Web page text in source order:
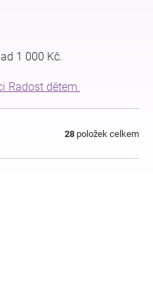
1 000 Kč.
Radost dětem.
28 položek celkem